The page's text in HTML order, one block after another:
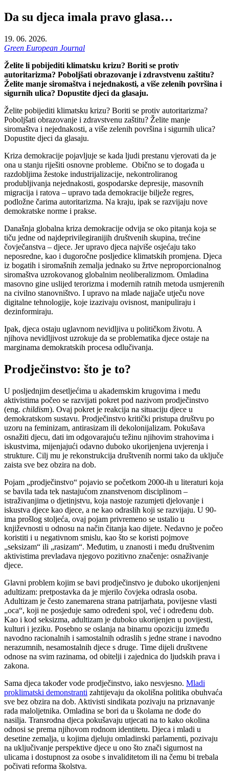
Da su djeca imala pravo glasa…
19. 06. 2026.
Green European Journal
Želite li pobijediti klimatsku krizu? Boriti se protiv
autoritarizma? Poboljšati obrazovanje i zdravstvenu zaštitu?
Želite manje siromaštva i nejednakosti, a više zelenih površina i
sigurnih ulica? Dopustite djeci da glasaju.
Želite pobijediti klimatsku krizu? Boriti se protiv autoritarizma?
Poboljšati obrazovanje i zdravstvenu zaštitu? Želite manje
siromaštva i nejednakosti, a više zelenih površina i sigurnih ulica?
Dopustite djeci da glasaju.
Kriza demokracije pojavljuje se kada ljudi prestanu vjerovati da je
ona u stanju riješiti osnovne probleme. Obično se to događa u
razdobljima žestoke industrijalizacije, nekontroliranog
produbljivanja nejednakosti, gospodarske depresije, masovnih
migracija i ratova – upravo tada demokracije bilježe regres,
podložne čarima autoritarizma. Na kraju, ipak se razvijaju nove
demokratske norme i prakse.
Današnja globalna kriza demokracije odvija se oko pitanja koja se
tiču jedne od najdeprivilegiranijih društvenih skupina, trećine
čovječanstva – djece. Jer upravo djeca najviše osjećaju tako
neposredne, kao i dugoročne posljedice klimatskih promjena. Djeca
iz bogatih i siromašnih zemalja jednako su žrtve neproporcionalnog
siromaštva uzrokovanog globalnim neoliberalizmom. Omladina
masovno gine uslijed terorizma i modernih ratnih metoda usmjerenih
na civilno stanovništvo. I upravo na mlade najjače utječu nove
digitalne tehnologije, koje izazivaju ovisnost, manipuliraju i
dezinformiraju.
Ipak, djeca ostaju uglavnom nevidljiva u političkom životu. A
njihova nevidljivost uzrokuje da se problematika djece ostaje na
marginama demokratskih procesa odlučivanja.
Prodječinstvo: što je to?
U posljednjim desetljećima u akademskim krugovima i među
aktivistima počeo se razvijati pokret pod nazivom prodječinstvo
(eng. childism). Ovaj pokret je reakcija na situaciju djece u
demokratskom sustavu. Prodječinstvo kritički pristupa društvu po
uzoru na feminizam, antirasizam ili dekolonijalizam. Pokušava
osnažiti djecu, dati im odgovarajuću težinu njihovim strahovima i
iskustvima, mijenjajući odavno duboko ukorijenjena uvjerenja i
strukture. Cilj mu je rekonstrukcija društvenih normi tako da uključe
zaista sve bez obzira na dob.
Pojam „prodječinstvo“ pojavio se početkom 2000-ih u literaturi koja
se bavila tada tek nastajućom znanstvenom disciplinom –
istraživanjima o djetinjstvu, koja nastoje razumjeti djelovanje i
iskustva djece kao djece, a ne kao odraslih koji se razvijaju. U 90-
ima prošlog stoljeća, ovaj pojam privremeno se ustalio u
književnosti u odnosu na način čitanja kao dijete. Nedavno je počeo
koristiti i u negativnom smislu, kao što se koristi pojmove
„seksizam“ ili „rasizam“. Međutim, u znanosti i među društvenim
aktivistima prevladava njegovo pozitivno značenje: osnaživanje
djece.
Glavni problem kojim se bavi prodječinstvo je duboko ukorijenjeni
adultizam: pretpostavka da je mjerilo čovjeka odrasla osoba.
Adultizam je često zanemarena strana patrijarhata, povijesne vlasti
„oca“, koji ne posjeduje samo određeni spol, već i određenu dob.
Kao i kod seksizma, adultizam je duboko ukorijenjen u povijesti,
kulturi i jeziku. Posebno se oslanja na binarnu opoziciju između
navodno racionalnih i samostalnih odraslih s jedne strane i navodno
nerazumnih, nesamostalnih djece s druge. Time dijeli društvene
odnose na svim razinama, od obitelji i zajednica do ljudskih prava i
zakona.
Sama djeca također vode prodječinstvo, iako nesvjesno. Mladi
proklimatski demonstranti zahtijevaju da okolišna politika obuhvaća
sve bez obzira na dob. Aktivisti sindikata pozivaju na priznavanje
rada maloljetnika. Omladina se bori da u školama ne dođe do
nasilja. Transrodna djeca pokušavaju utjecati na to kako okolina
odnosi se prema njihovom rodnom identitetu. Djeca i mladi u
desetine zemalja, u kojima djeluju omladinski parlamenti, pozivaju
na uključivanje perspektive djece u ono što znači sigurnost na
ulicama i dostupnost za osobe s invaliditetom ili na čemu bi trebala
počivati reforma školstva.